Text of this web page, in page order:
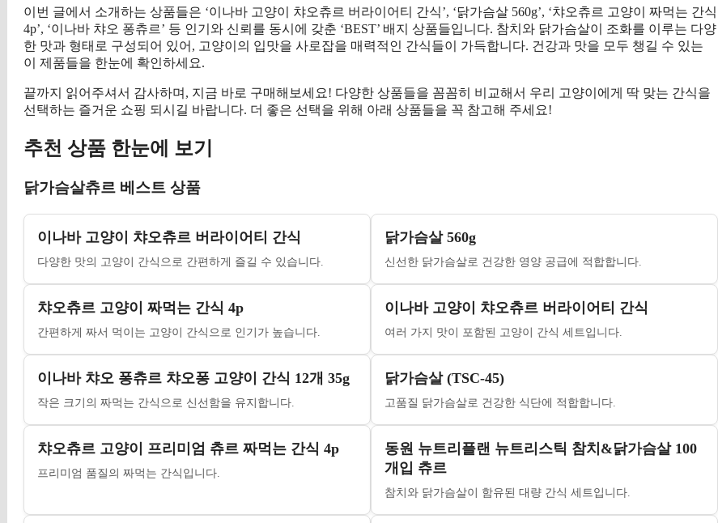
이번 글에서 소개하는 상품들은 ‘이나바 고양이 챠오츄르 버라이어티 간식’, ‘닭가슴살 560g’, ‘챠오츄르 고양이 짜먹는 간식
4p’, ‘이나바 챠오 퐁츄르’ 등 인기와 신뢰를 동시에 갖춘 ‘BEST’ 배지 상품들입니다. 참치와 닭가슴살이 조화를 이루는 다양
한 맛과 형태로 구성되어 있어, 고양이의 입맛을 사로잡을 매력적인 간식들이 가득합니다. 건강과 맛을 모두 챙길 수 있는
이 제품들을 한눈에 확인하세요.
끝까지 읽어주셔서 감사하며, 지금 바로 구매해보세요! 다양한 상품들을 꼼꼼히 비교해서 우리 고양이에게 딱 맞는 간식을
선택하는 즐거운 쇼핑 되시길 바랍니다. 더 좋은 선택을 위해 아래 상품들을 꼭 참고해 주세요!
추천 상품 한눈에 보기
닭가슴살츄르 베스트 상품
이나바 고양이 챠오츄르 버라이어티 간식
다양한 맛의 고양이 간식으로 간편하게 즐길 수 있습니다.
닭가슴살 560g
신선한 닭가슴살로 건강한 영양 공급에 적합합니다.
챠오츄르 고양이 짜먹는 간식 4p
간편하게 짜서 먹이는 고양이 간식으로 인기가 높습니다.
이나바 고양이 챠오츄르 버라이어티 간식
여러 가지 맛이 포함된 고양이 간식 세트입니다.
이나바 챠오 퐁츄르 챠오퐁 고양이 간식 12개 35g
작은 크기의 짜먹는 간식으로 신선함을 유지합니다.
닭가슴살 (TSC-45)
고품질 닭가슴살로 건강한 식단에 적합합니다.
챠오츄르 고양이 프리미엄 츄르 짜먹는 간식 4p
프리미엄 품질의 짜먹는 간식입니다.
동원 뉴트리플랜 뉴트리스틱 참치&닭가슴살 100
개입 츄르
참치와 닭가슴살이 함유된 대량 간식 세트입니다.